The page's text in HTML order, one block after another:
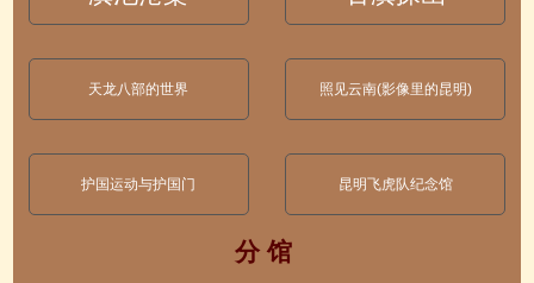
天龙八部的世界 照见云南(影像里的昆明)
护国运动与护国门 昆明飞虎队纪念馆
分 馆